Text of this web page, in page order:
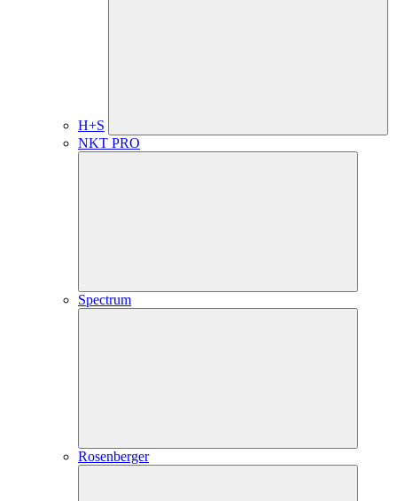
H+S
NKT PRO
Spectrum
Rosenberger